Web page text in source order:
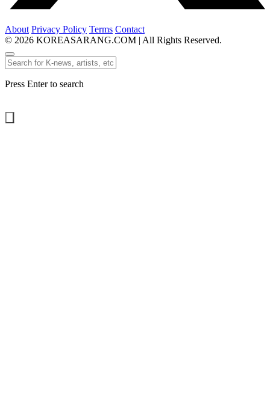
About Privacy Policy Terms Contact
© 2026 KOREASARANG.COM | All Rights Reserved.
Press Enter to search